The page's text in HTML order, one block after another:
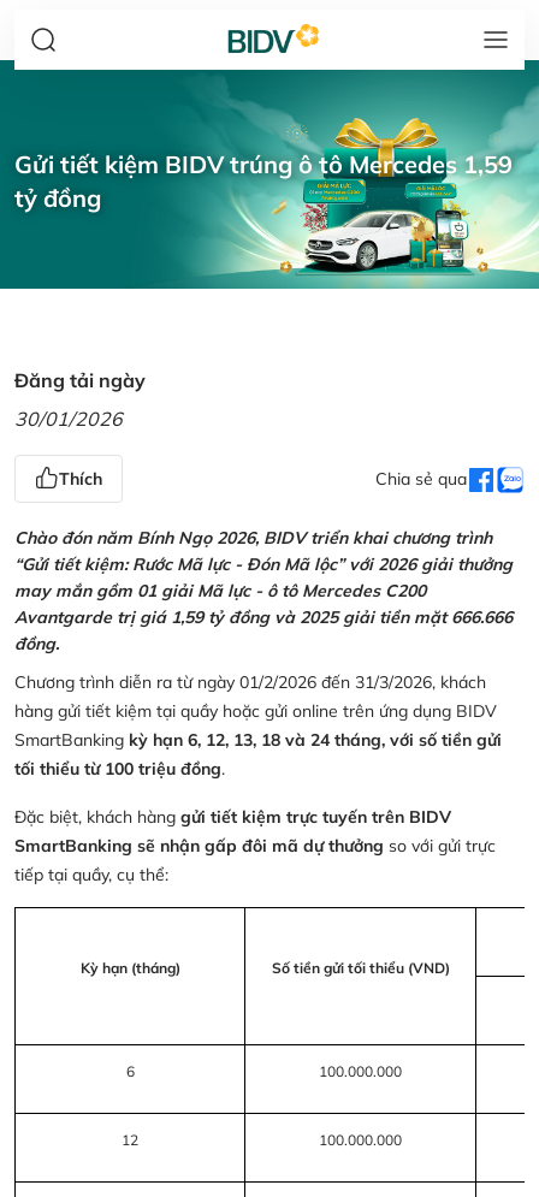
Gửi tiết kiệm BIDV trúng ô tô Mercedes 1,59
tỷ đồng
Đăng tải ngày
30/01/2026
Thích Chia sẻ qua
Chào đón năm Bính Ngọ 2026, BIDV triển khai chương trình
“Gửi tiết kiệm: Rước Mã lực - Đón Mã lộc” với 2026 giải thưởng
may mắn gồm 01 giải Mã lực - ô tô Mercedes C200
Avantgarde trị giá 1,59 tỷ đồng và 2025 giải tiền mặt 666.666
đồng.
Chương trình diễn ra từ ngày 01/2/2026 đến 31/3/2026, khách
hàng gửi tiết kiệm tại quầy hoặc gửi online trên ứng dụng BIDV
SmartBanking kỳ hạn 6, 12, 13, 18 và 24 tháng, với số tiền gửi
tối thiểu từ 100 triệu đồng.
Đặc biệt, khách hàng gửi tiết kiệm trực tuyến trên BIDV
SmartBanking sẽ nhận gấp đôi mã dự thưởng so với gửi trực
tiếp tại quầy, cụ thể:
Kỳ hạn (tháng) Số tiền gửi tối thiểu (VND)
6 100.000.000
12 100.000.000